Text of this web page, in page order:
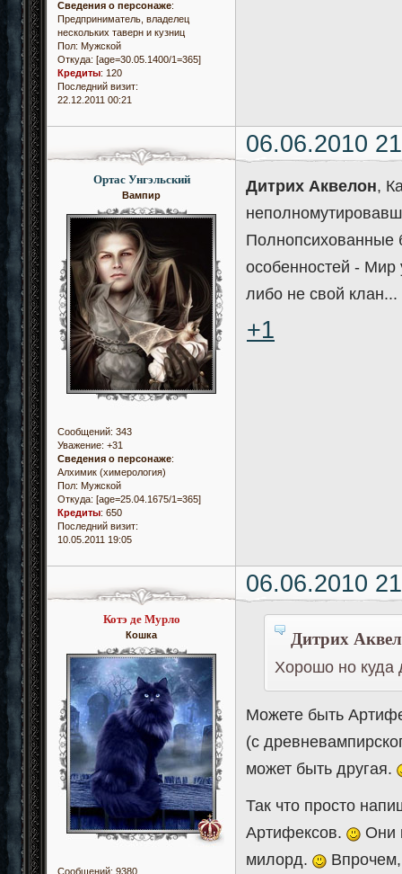
Сведения о персонаже:
Предприниматель, владелец
нескольких таверн и кузниц
Пол: Мужской
Откуда: [age=30.05.1400/1=365]
Кредиты: 120
Последний визит:
22.12.2011 00:21
06.06.2010
Ортас Унгэльский
Вампир
Сообщений: 343
Уважение: +31
Сведения о персонаже:
Алхимик (химерология)
Пол: Мужской
Откуда: [age=25.04.1675/1=365]
Кредиты: 650
Последний визит:
10.05.2011 19:05
Дитрих Аквелон,
Полнопсихованные
особенностей - Мир
либо не свой клан...
+1
06.06.2010
Котэ де Мурло
Кошка
Сообщений: 9380
Дитрих
Хорошо но куда
Можете быть
(с
может быть другая.
Так что просто
Артифексов.
Они
милорд.